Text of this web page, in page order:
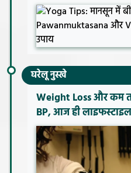
घरेलू नुस्खे
Weight Loss और कम
BP, आज ही